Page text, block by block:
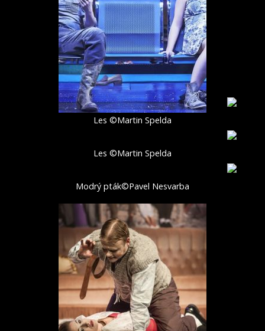
Les ©Martin Spelda
Les ©Martin Spelda
Modrý pták©Pavel Nesvarba